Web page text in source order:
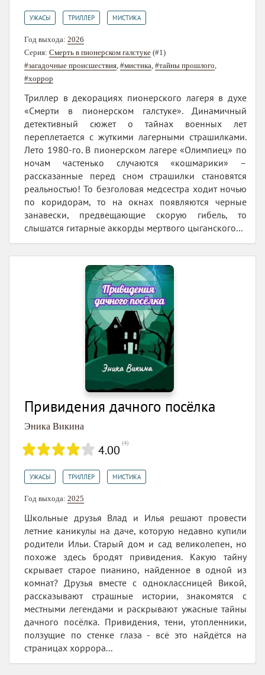
УЖАСЫ ТРИЛЛЕР МИСТИКА
Год выхода: 2026
Серия: Смерть в пионерском галстуке (#1)
#загадочные происшествия, #мистика, #тайны прошлого,
#хоррор
Триллер в декорациях пионерского лагеря в духе
«Смерти в пионерском галстуке». Динамичный
детективный сюжет о тайнах военных лет
переплетается с жуткими лагерными страшилками.
Лето 1980-го. В пионерском лагере «Олимпиец» по
ночам частенько случаются «кошмарики» –
рассказанные перед сном страшилки становятся
реальностью! То безголовая медсестра ходит ночью
по коридорам, то на окнах появляются черные
занавески, предвещающие скорую гибель, то
слышатся гитарные аккорды мертвого цыганского...
Привидения дачного посёлка
Эника Викина
4.00 (4)
УЖАСЫ ТРИЛЛЕР МИСТИКА
Год выхода: 2025
Школьные друзья Влад и Илья решают провести
летние каникулы на даче, которую недавно купили
родители Ильи. Старый дом и сад великолепен, но
похоже здесь бродят привидения. Какую тайну
скрывает старое пианино, найденное в одной из
комнат? Друзья вместе с одноклассницей Викой,
рассказывают страшные истории, знакомятся с
местными легендами и раскрывают ужасные тайны
дачного посёлка. Привидения, тени, утопленники,
ползущие по стенке глаза - всё это найдётся на
страницах хоррора...